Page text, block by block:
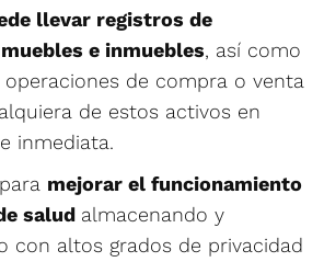
llevar registros de
e inmuebles, así como
de compra o venta
de estos activos en
inmediata.
mejorar el funcionamiento
salud almacenando y
con altos grados de privacidad